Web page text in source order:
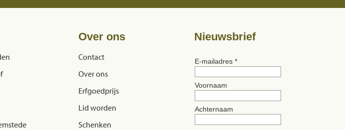
Over ons
Contact
Over ons
Erfgoedprijs
Lid worden
Schenken
Nieuwsbrief